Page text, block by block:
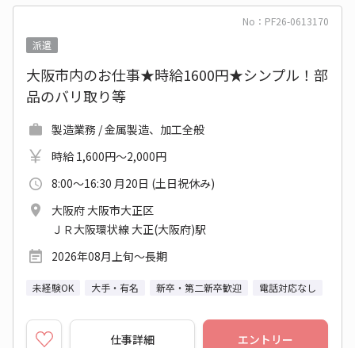
No：PF26-0613170
派遣
大阪市内のお仕事★時給1600円★シンプル！部
品のバリ取り等
製造業務 / 金属製造、加工全般
時給 1,600円～2,000円
8:00～16:30 月20日 (土日祝休み)
大阪府 大阪市大正区
ＪＲ大阪環状線 大正(大阪府)駅
2026年08月上旬～長期
未経験OK 大手・有名 新卒・第二新卒歓迎 電話対応なし
仕事詳細 エントリー